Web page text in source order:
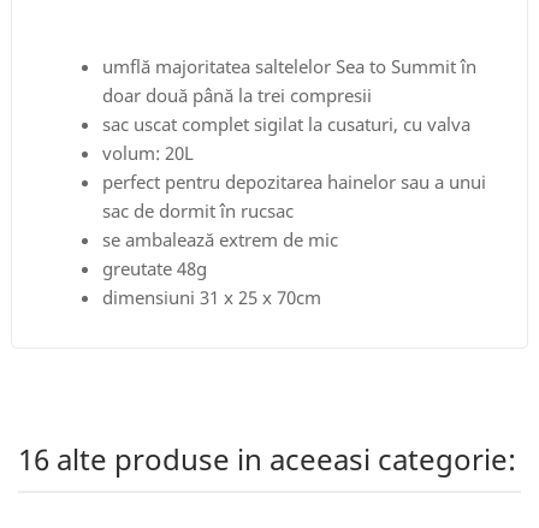
umflă majoritatea saltelelor Sea to Summit în
doar două până la trei compresii
sac uscat complet sigilat la cusaturi, cu valva
volum: 20L
perfect pentru depozitarea hainelor sau a unui
sac de dormit în rucsac
se ambalează extrem de mic
greutate 48g
dimensiuni 31 x 25 x 70cm
16 alte produse in aceeasi categorie: